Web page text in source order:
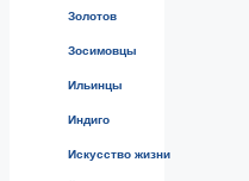
Золотов
Зосимовцы
Ильинцы
Индиго
Искусство жизни